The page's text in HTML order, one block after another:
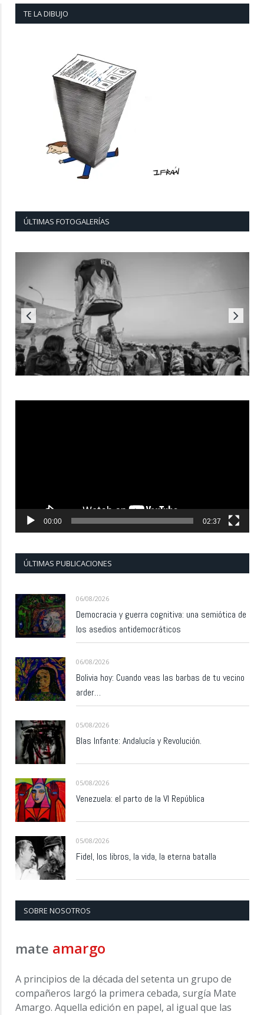
TE LA DIBUJO
ÚLTIMAS FOTOGALERÍAS
00:00 02:37
ÚLTIMAS PUBLICACIONES
06/08/2026
Democracia y guerra cognitiva: una semiótica de
los asedios antidemocráticos
06/08/2026
Bolivia hoy: Cuando veas las barbas de tu vecino
arder…
05/08/2026
Blas Infante: Andalucía y Revolución.
05/08/2026
Venezuela: el parto de la VI República
05/08/2026
Fidel, los libros, la vida, la eterna batalla
SOBRE NOSOTROS
mate amargo
A principios de la década del setenta un grupo de
compañeros largó la primera cebada, surgía Mate
Amargo. Aquella edición en papel, al igual que las